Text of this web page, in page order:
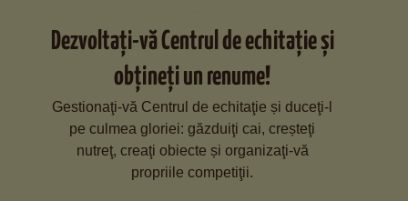
Dezvoltaţi-vă Centrul de echitaţie și
obţineţi un renume!
Gestionaţi-vă Centrul de echitaţie și duceţi-l
pe culmea gloriei: găzduiţi cai, creșteţi
nutreţ, creaţi obiecte și organizaţi-vă
propriile competiţii.